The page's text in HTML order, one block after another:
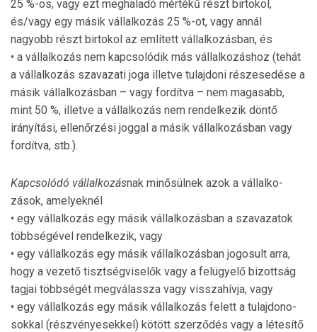
25 %-os, vagy ezt meghaladó mértékű részt birtokol,
és/vagy egy másik vállalkozás 25 %-ot, vagy annál
nagyobb részt birtokol az említett vállalkozásban, és
• a vállalkozás nem kapcsolódik más vállalkozáshoz (tehát
a vállalkozás szavazati joga illetve tulajdoni ré­szesedése a
másik vállalkozásban – vagy fordítva – nem magasabb,
mint 50 %, illetve a vállalkozás nem ren­delkezik döntő
irányítási, ellenőrzési joggal a másik vállalkozásban vagy
fordítva, stb.).
Kapcsolódó vállalkozásnak minősülnek azok a vállalko­
zások, amelyeknél
• egy vállalkozás egy másik vállalkozásban a szavazatok
többségével rendelkezik, vagy
• egy vállalkozás egy másik vállalkozásban jogosult arra,
hogy a vezető tisztségviselők vagy a felügyelő bizottság
tagjai többségét megválassza vagy visszahívja, vagy
• egy vállalkozás egy másik vállalkozás felett a tulajdo­no­
sokkal (részvényesekkel) kötött szerződés vagy a léte­sítő